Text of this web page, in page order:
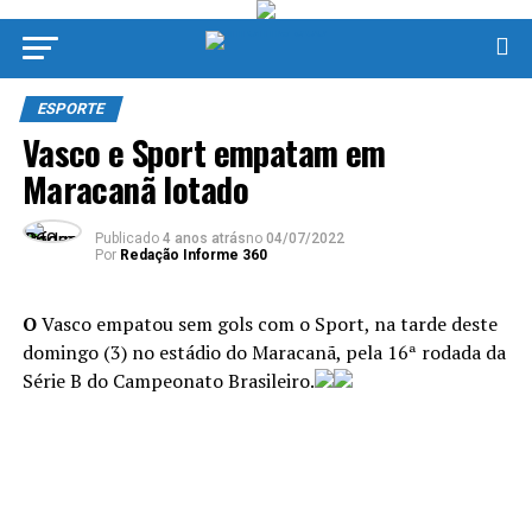
ESPORTE
Vasco e Sport empatam em
Maracanã lotado
Publicado 4 anos atrásno 04/07/2022
Por Redação Informe 360
OVasco empatou sem gols com o Sport, na tarde deste
domingo (3) no estádio do Maracanã, pela 16ª rodada da
Série B do Campeonato Brasileiro.